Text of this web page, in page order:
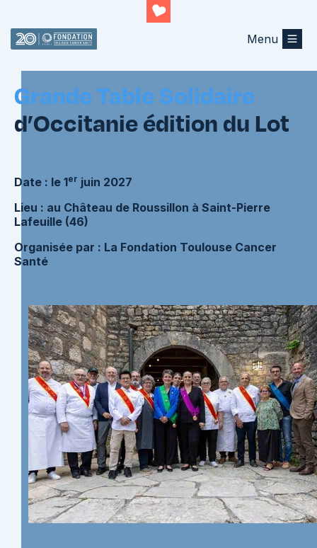
Menu
Grande Table Solidaire
d’Occitanie édition du Lot
Date : le 1er juin 2027
Lieu : au Château de Roussillon à Saint-Pierre
Lafeuille (46)
Organisée par : La Fondation Toulouse Cancer
Santé